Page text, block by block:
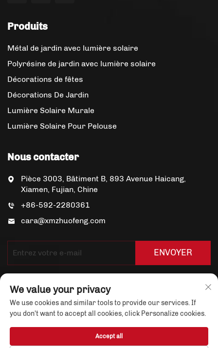
Produits
Métal de jardin avec lumière solaire
Polyrésine de jardin avec lumière solaire
Décorations de fêtes
Décorations De Jardin
Lumière Solaire Murale
Lumière Solaire Pour Pelouse
Nous contacter
Pièce 3003, Bâtiment B, 893 Avenue Haicang,
Xiamen, Fujian, Chine
+86-592-2280361
cara@xmzhuofeng.com
ENVOYER
Droits d'auteur © Xiamen Yuandian Trade Co., Ltd. Tous
Politique de confidentialité
We value your privacy
We use cookies and similar tools to provide our services. If
you don't want to accept all cookies, click Personalize cookies.
Accept all